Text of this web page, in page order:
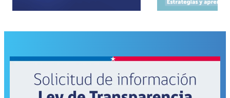
primer
radial